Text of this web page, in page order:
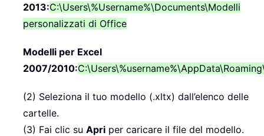
2013:C:\Users\%Username%\Documents\Modelli
personalizzati di Office
Modelli per Excel
2007/2010:
(2) Seleziona il tuo modello (.xltx) dall’elenco delle
cartelle.
(3) Fai clic su Apri per caricare il file del modello.